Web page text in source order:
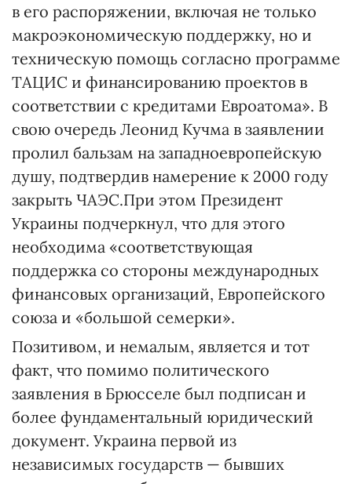
в его распоряжении, включая не только
макроэкономическую поддержку, но и
техническую помощь согласно программе
ТАЦИС и финансированию проектов в
соответствии с кредитами Евроатома». В
свою очередь Леонид Кучма в заявлении
пролил бальзам на западноевропейскую
душу, подтвердив намерение к 2000 году
закрыть ЧАЭС.При этом Президент
Украины подчеркнул, что для этого
необходима «соответствующая
поддержка со стороны международных
финансовых организаций, Европейского
союза и «большой семерки».
Позитивом, и немалым, является и тот
факт, что помимо политического
заявления в Брюсселе был подписан и
более фундаментальный юридический
документ. Украина первой из
независимых государств — бывших